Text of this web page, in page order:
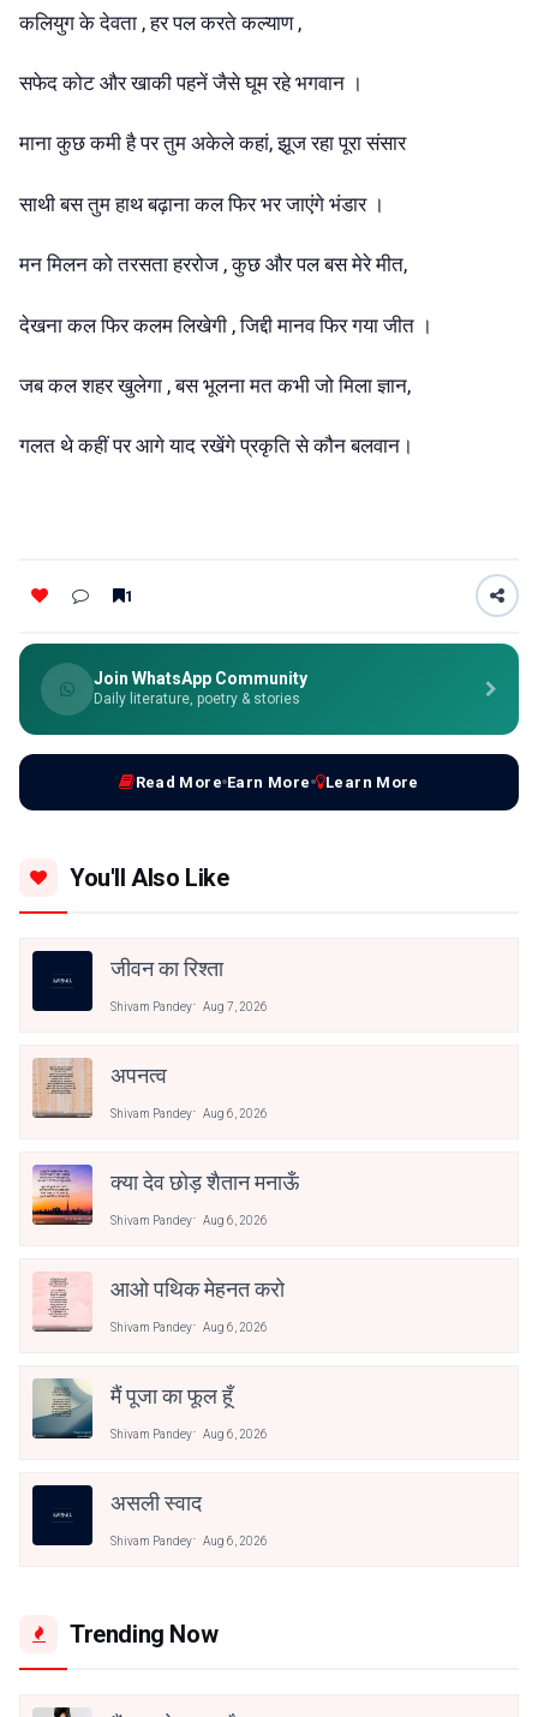
कलियुग के देवता , हर पल करते कल्याण ,
सफेद कोट और खाकी पहनें जैसे घूम रहे भगवान ।
माना कुछ कमी है पर तुम अकेले कहां, झूज रहा पूरा संसार
साथी बस तुम हाथ बढ़ाना कल फिर भर जाएंगे भंडार ।
मन मिलन को तरसता हररोज , कुछ और पल बस मेरे मीत,
देखना कल फिर कलम लिखेगी , जिद्दी मानव फिर गया जीत ।
जब कल शहर खुलेगा , बस भूलना मत कभी जो मिला ज्ञान,
गलत थे कहीं पर आगे याद रखेंगे प्रकृति से कौन बलवान।
1
Join WhatsApp Community
Daily literature, poetry & stories
Read More Earn More Learn More
You'll Also Like
जीवन का रिश्ता
Shivam Pandey Aug 7, 2026
अपनत्व
Shivam Pandey Aug 6, 2026
क्या देव छोड़ शैतान मनाऊँ
Shivam Pandey Aug 6, 2026
आओ पथिक मेहनत करो
Shivam Pandey Aug 6, 2026
मैं पूजा का फूल हूँ
Shivam Pandey Aug 6, 2026
असली स्वाद
Shivam Pandey Aug 6, 2026
Trending Now